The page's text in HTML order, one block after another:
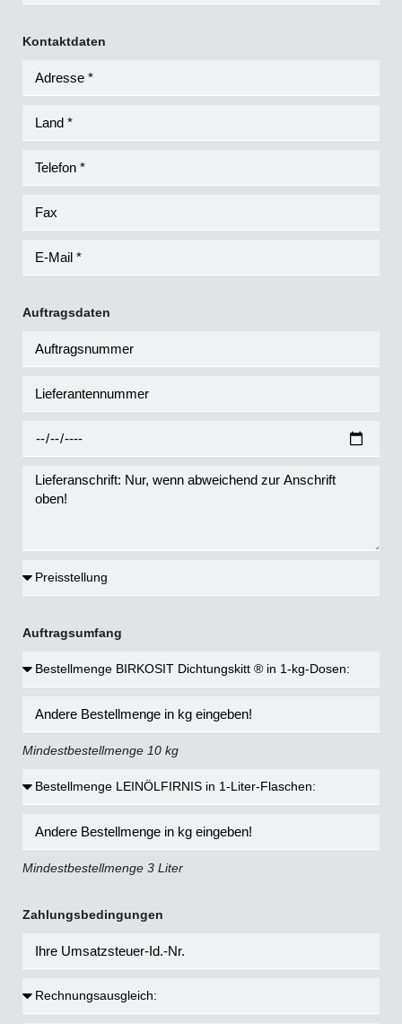
Kontaktdaten
Auftragsdaten
Auftragsumfang
Mindestbestellmenge 10 kg
Mindestbestellmenge 3 Liter
Zahlungsbedingungen